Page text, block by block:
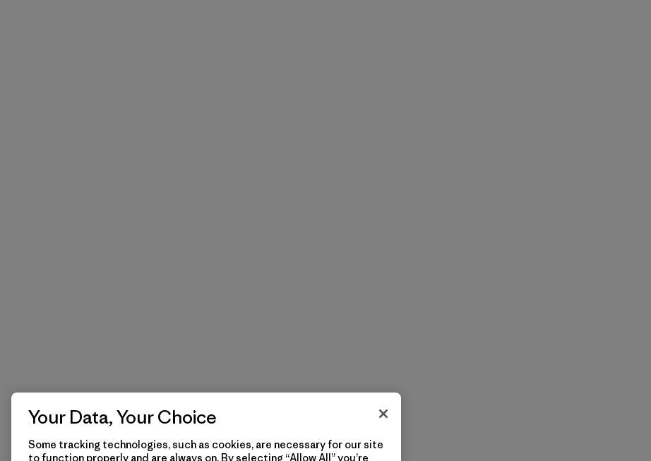
Your Data, Your Choice
Some tracking technologies, such as cookies, are necessary for our site
to function properly and are always on. By selecting “Allow All” you’re